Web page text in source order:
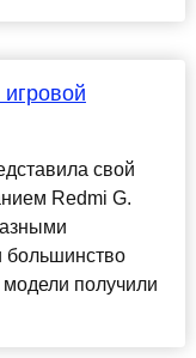
свой
Redmi G.
большинство
получили